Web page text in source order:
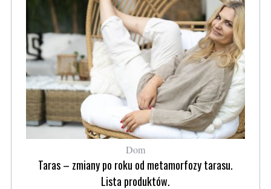
Dom
Taras – zmiany po roku od metamorfozy tarasu.
Lista produktów.